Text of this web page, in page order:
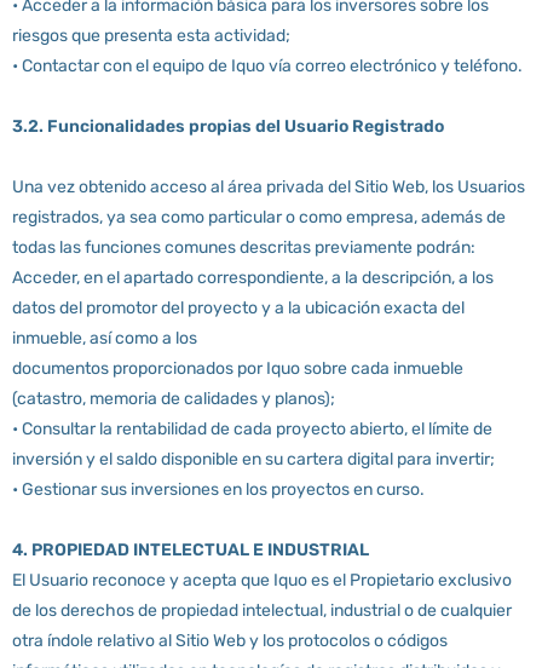
• Acceder a la información básica para los inversores sobre los
riesgos que presenta esta actividad;
• Contactar con el equipo de Iquo vía correo electrónico y teléfono.
3.2. Funcionalidades propias del Usuario Registrado
Una vez obtenido acceso al área privada del Sitio Web, los Usuarios
registrados, ya sea como particular o como empresa, además de
todas las funciones comunes descritas previamente podrán:
Acceder, en el apartado correspondiente, a la descripción, a los
datos del promotor del proyecto y a la ubicación exacta del
inmueble, así como a los
documentos proporcionados por Iquo sobre cada inmueble
(catastro, memoria de calidades y planos);
• Consultar la rentabilidad de cada proyecto abierto, el límite de
inversión y el saldo disponible en su cartera digital para invertir;
• Gestionar sus inversiones en los proyectos en curso.
4. PROPIEDAD INTELECTUAL E INDUSTRIAL
El Usuario reconoce y acepta que Iquo es el Propietario exclusivo
de los derechos de propiedad intelectual, industrial o de cualquier
otra índole relativo al Sitio Web y los protocolos o códigos